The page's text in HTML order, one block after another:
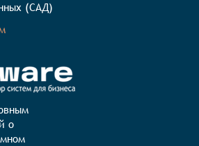
(САД)
о